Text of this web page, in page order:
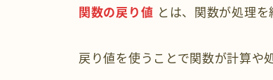
関数の戻り値 とは、関数が処理を
戻り値を使うことで関数が計算や